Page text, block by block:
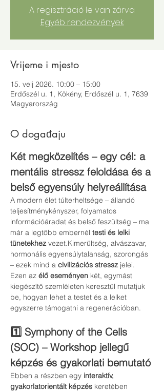
A regisztráció le van zárva
Egyéb rendezvények
Vrijeme i mjesto
15. velj 2026. 10:00 – 15:00
Erdőszél u. 1, Kökény, Erdőszél u. 1, 7639
Magyarország
O događaju
Két megközelítés – egy cél: a
mentális stressz feloldása és a
belső egyensúly helyreállítása
A modern élet túlterheltsége – állandó
teljesítménykényszer, folyamatos
információáradat és belső feszültség – ma
már a legtöbb embernél testi és lelki
tünetekhez vezet.Kimerültség, alvászavar,
hormonális egyensúlytalanság, szorongás
– ezek mind a civilizációs stressz jelei.
Ezen az élő eseményen két, egymást
kiegészítő szemléleten keresztül mutatjuk
be, hogyan lehet a testet és a lelket
egyszerre támogatni a regenerációban.
1️⃣ Symphony of the Cells
(SOC) – Workshop jellegű
képzés és gyakorlati bemutató
Ebben a részben egy interaktív,
gyakorlatorientált képzés keretében